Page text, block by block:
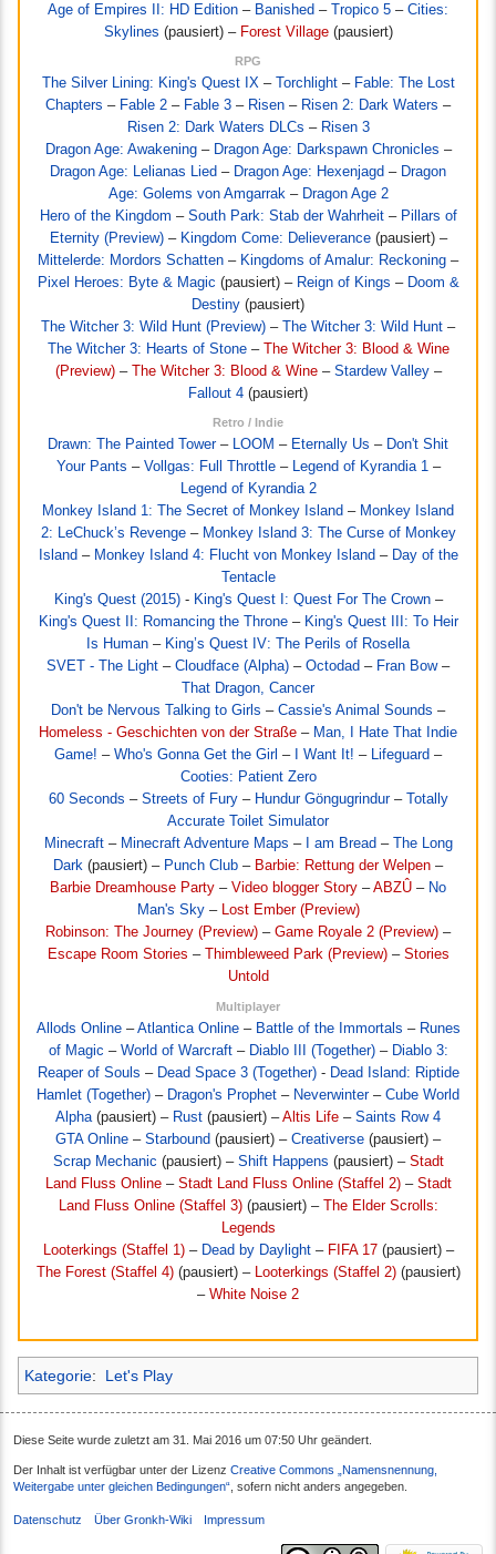
Age of Empires II: HD Edition – Banished – Tropico 5 – Cities:
Skylines (pausiert) – Forest Village(pausiert)
RPG
The Silver Lining: King's Quest IX– Torchlight– Fable: The Lost
Chapters – Fable 2 – Fable 3 – Risen – Risen 2: Dark Waters –
Risen 2: Dark Waters DLCs – Risen 3
Dragon Age: Awakening– Dragon Age: Darkspawn Chronicles –
Dragon Age: Lelianas Lied – Dragon Age: Hexenjagd – Dragon
Age: Golems von Amgarrak– Dragon Age 2
Hero of the Kingdom – South Park: Stab der Wahrheit– Pillars of
Eternity (Preview)– Kingdom Come: Delieverance(pausiert) –
Mittelerde: Mordors Schatten – Kingdoms of Amalur: Reckoning –
Pixel Heroes: Byte & Magic (pausiert) – Reign of Kings – Doom &
Destiny (pausiert)
The Witcher 3: Wild Hunt (Preview) – The Witcher 3: Wild Hunt –
The Witcher 3: Hearts of Stone–
The Witcher 3: Blood & Wine
(Preview)– The Witcher 3: Blood & Wine– Stardew Valley–
Fallout 4 (pausiert)
Retro / Indie
Drawn: The Painted Tower– LOOM – Eternally Us – Don't Shit
Your Pants – Vollgas: Full Throttle– Legend of Kyrandia 1–
Legend of Kyrandia 2
Monkey Island 1: The Secret of Monkey Island – Monkey Island
2: LeChuck’s Revenge– Monkey Island 3: The Curse of Monkey
Island – Monkey Island 4: Flucht von Monkey Island – Day of the
Tentacle
King's Quest (2015)- King's Quest I: Quest For The Crown–
King's Quest II: Romancing the Throne– King's Quest III: To Heir
Is Human – King’s Quest IV: The Perils of Rosella
SVET - The Light – Cloudface (Alpha) – Octodad – Fran Bow–
That Dragon, Cancer
Don't be Nervous Talking to Girls – Cassie's Animal Sounds –
Homeless - Geschichten von der Straße – Man, I Hate That Indie
Game! – Who's Gonna Get the Girl – I Want It! – Lifeguard –
Cooties: Patient Zero
60 Seconds – Streets of Fury– Hundur Göngugrindur–
Totally
Accurate Toilet Simulator
Minecraft– Minecraft Adventure Maps – I am Bread –
The Long
Dark (pausiert) – Punch Club – Barbie: Rettung der Welpen –
Barbie Dreamhouse Party – Video blogger Story –ABZÛ – No
Man's Sky– Lost Ember (Preview)
Robinson: The Journey (Preview) – Game Royale 2 (Preview) –
Escape Room Stories – Thimbleweed Park (Preview)– Stories
Untold
Multiplayer
Allods Online–Atlantica Online– Battle of the Immortals – Runes
of Magic – World of Warcraft– Diablo III (Together)– Diablo 3:
Reaper of Souls – Dead Space 3 (Together)- Dead Island: Riptide
Hamlet (Together) – Dragon's Prophet – Neverwinter– Cube World
Alpha (pausiert) – Rust (pausiert) –Altis Life – Saints Row 4
GTA Online – Starbound (pausiert) – Creativerse (pausiert) –
Scrap Mechanic (pausiert) – Shift Happens (pausiert) – Stadt
Land Fluss Online– Stadt Land Fluss Online (Staffel 2)– Stadt
Land Fluss Online (Staffel 3)(pausiert) – The Elder Scrolls:
Legends
Looterkings (Staffel 1)– Dead by Daylight– FIFA 17(pausiert) –
The Forest (Staffel 4)(pausiert) – Looterkings (Staffel 2)(pausiert)
– White Noise 2
Kategorie: Let's Play
Diese Seite wurde zuletzt am 31. Mai 2016 um 07:50 Uhr geändert.
Der Inhalt ist verfügbar unter der Lizenz Creative Commons „Namensnennung,
Weitergabe unter gleichen Bedingungen“ , sofern nicht anders angegeben.
Datenschutz Über Gronkh-Wiki Impressum